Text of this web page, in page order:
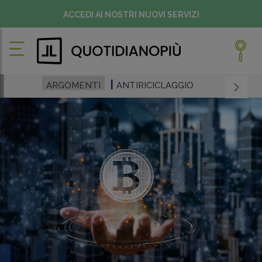
ACCEDI AI NOSTRI NUOVI SERVIZI
ARGOMENTI ANTIRICICLAGGIO